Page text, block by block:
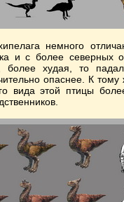
немного
и с более северных
более худая, то
опаснее. К
вида этой птицы